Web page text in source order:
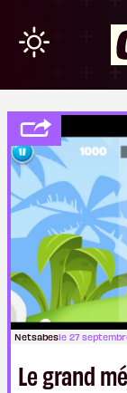
Netsabesle 27
Le grand